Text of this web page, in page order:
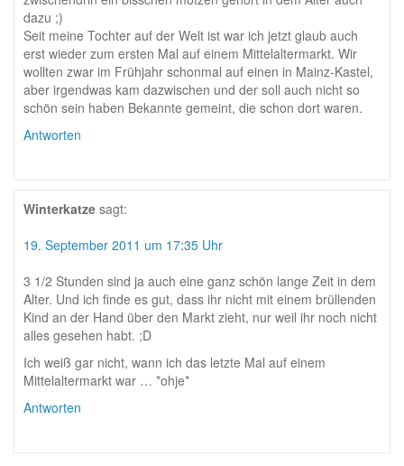
dazu ;)
Seit meine Tochter auf der Welt ist war ich jetzt glaub auch
erst wieder zum ersten Mal auf einem Mittelaltermarkt. Wir
wollten zwar im Frühjahr schonmal auf einen in Mainz-Kastel,
aber irgendwas kam dazwischen und der soll auch nicht so
schön sein haben Bekannte gemeint, die schon dort waren.
Antworten
Winterkatze sagt:
19. September 2011 um 17:35 Uhr
3 1/2 Stunden sind ja auch eine ganz schön lange Zeit in dem
Alter. Und ich finde es gut, dass ihr nicht mit einem brüllenden
Kind an der Hand über den Markt zieht, nur weil ihr noch nicht
alles gesehen habt. ;D
Ich weiß gar nicht, wann ich das letzte Mal auf einem
Mittelaltermarkt war … *ohje*
Antworten